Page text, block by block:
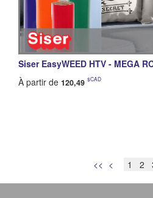
Siser EasyWEED HTV - MEGA
À partir de 120,49 $CAD
<< <